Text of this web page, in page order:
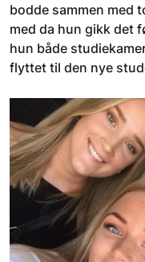
bodde sammen med
med da hun gikk det
hun både
flyttet til den nye